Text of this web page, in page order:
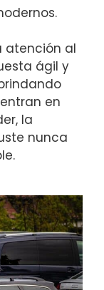
atención al
ágil y
en
la
nunca